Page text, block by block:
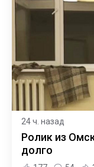
24 ч. назад
Ролик из
долго